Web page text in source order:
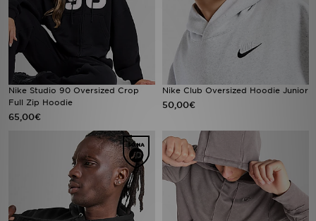
Nike Studio 90 Oversized Crop
Full Zip Hoodie
65,00€
Nike Club Oversized Hoodie Junior
50,00€